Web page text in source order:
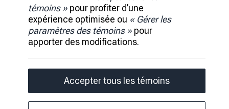
Publicité et témoins
témoins »pour profiter d’une
expérience optimisée ou « Gérer les
paramètres des témoins »pour
apporter des modifications.
Accepter tous les témoins